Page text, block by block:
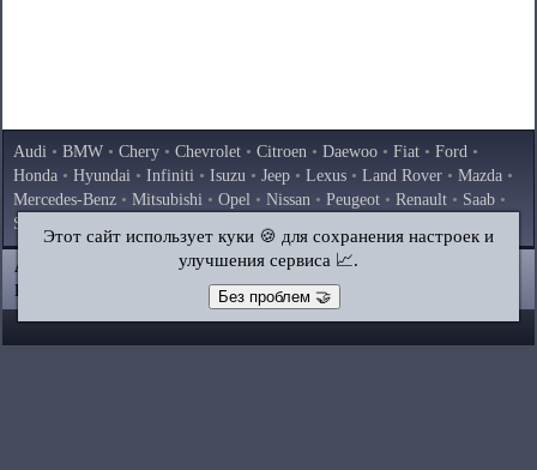
Audi • BMW • Chery • Chevrolet • Citroen • Daewoo • Fiat • Ford •
Honda • Hyundai • Infiniti • Isuzu • Jeep • Lexus • Land Rover • Mazda •
Mercedes-Benz • Mitsubishi • Opel • Nissan • Peugeot • Renault • Saab •
Skoda
Volkswagen
AutoInstruction.ru © 2020–2026|Полная версия
Карта сайта
Контакты|Поиск по сайту
Этот сайт использует куки 🍪 для сохранения настроек и
улучшения сервиса 📈.
Без проблем 🤝